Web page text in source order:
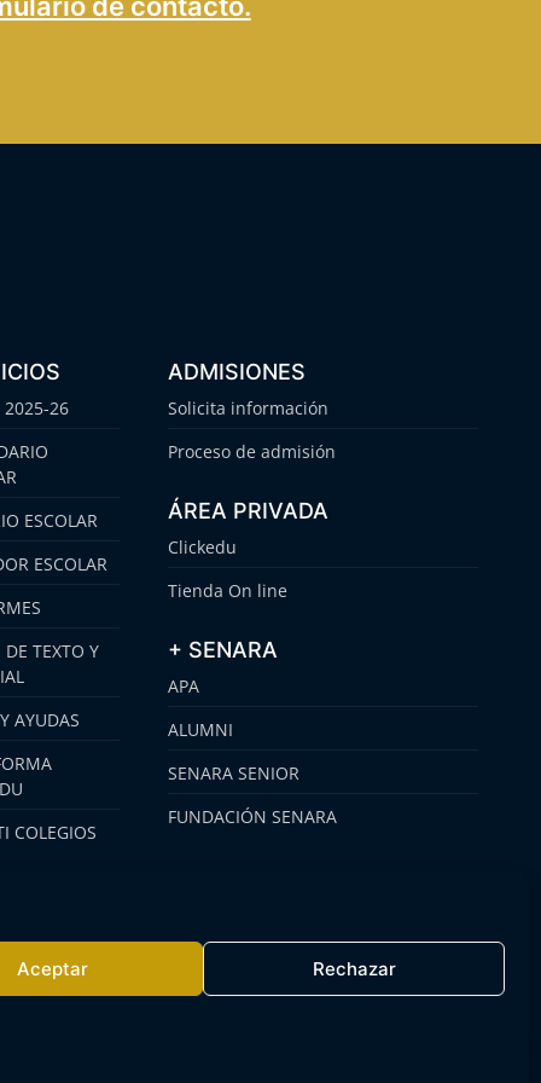
Aceptar Rechazar
2025-26
ESCOLAR
ESCOLAR
DE TEXTO Y
AYUDAS
COLEGIOS
ADMISIONES
Solicita información
Proceso de admisión
ÁREA PRIVADA
Clickedu
Tienda On line
+ SENARA
APA
ALUMNI
SENARA SENIOR
FUNDACIÓN SENARA